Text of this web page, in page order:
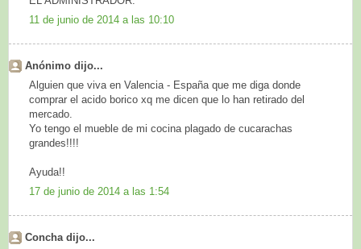
11 de junio de 2014 a las 10:10
Anónimo dijo...
Alguien que viva en Valencia - España que me diga donde
comprar el acido borico xq me dicen que lo han retirado del
mercado.
Yo tengo el mueble de mi cocina plagado de cucarachas
grandes!!!!
Ayuda!!
17 de junio de 2014 a las 1:54
Concha dijo...